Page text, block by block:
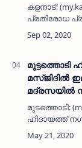
കളനാട്:
പ്രതിരോധ
റഹ്‌മാൻ
മുട്ടത്തൊടി
മസ്ജിദില്‍
മദ്രസയില്‍
അബ്ദുല്‍
മുടത്തൊടി:
ഹിദായത്ത്
സിറാജുല്‍